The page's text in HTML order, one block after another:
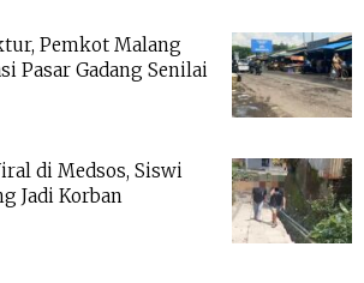
Pemkot Malang
Pasar Gadang Senilai
di Medsos, Siswi
Jadi Korban